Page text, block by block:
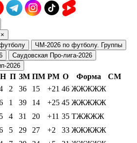
×
ЧМ-2026 по футболу. Группы
Саудовская Про-лига-2026
2026
Н П ЗМ ПМ РМ О Форма
СМ
2 36 15 +21 46 ЖЖЖЖЖ
1 39 14 +25 45 ЖЖЖЖЖ
5 4 31 20 +11 35 ТЖЖЖЖ
5 29 27 +2 33 ЖЖЖЖЖ